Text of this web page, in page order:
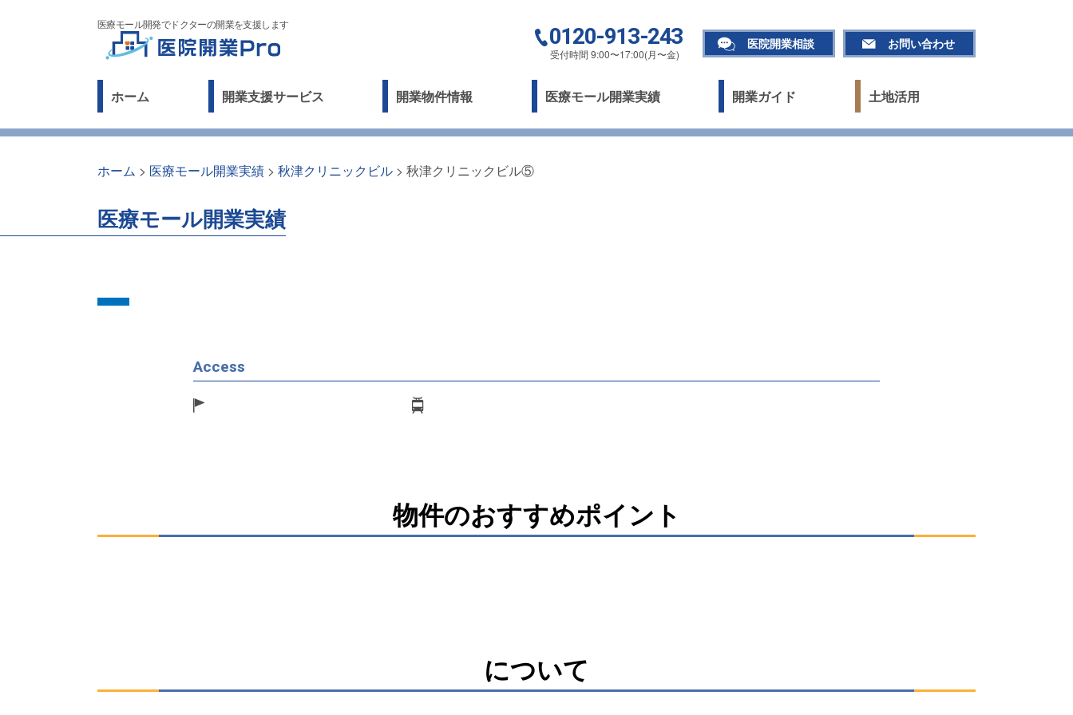
医療モール開発でドクターの開業を支援します 0120-913-243
受付時間 9:00〜17:00(月〜金)
医院開業相談 お問い合わせ
ホーム 開業支援サービス 開業物件情報 医療モール開業実績 開業ガイド 土地活用
ホーム > 医療モール開業実績 > 秋津クリニックビル > 秋津クリニックビル⑤
医療モール開業実績
Access
物件のおすすめポイント
について